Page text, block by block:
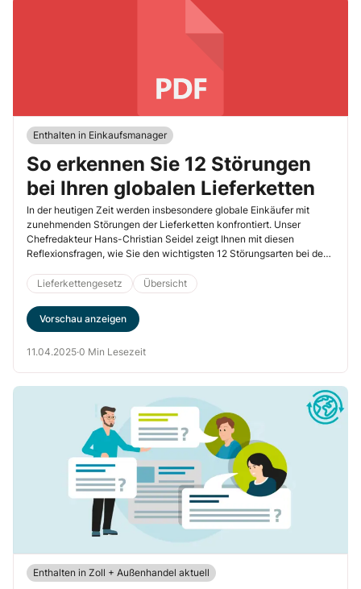
Enthalten in Einkaufsmanager
So erkennen Sie 12 Störungen
bei Ihren globalen Lieferketten
In der heutigen Zeit werden insbesondere globale Einkäufer mit
zunehmenden Störungen der Lieferketten konfrontiert. Unser
Chefredakteur Hans-Christian Seidel zeigt Ihnen mit diesen
Reflexionsfragen, wie Sie den wichtigsten 12 Störungsarten bei den
Lieferkettengesetz
Übersicht
Vorschau anzeigen
11.04.2025·0 Min Lesezeit
Enthalten in Zoll + Außenhandel aktuell